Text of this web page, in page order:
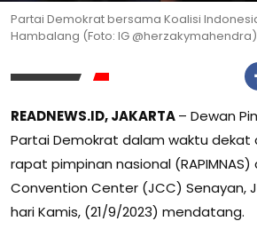
Partai Demokrat bersama Koalisi
Hambalang (Foto: IG @herzakymahendra)
READNEWS.ID, JAKARTA– Dewan
Partai Demokrat dalam waktu dekat
rapat pimpinan nasional
Convention Center (JCC) Senayan,
hari Kamis, (21/9/2023) mendatang.